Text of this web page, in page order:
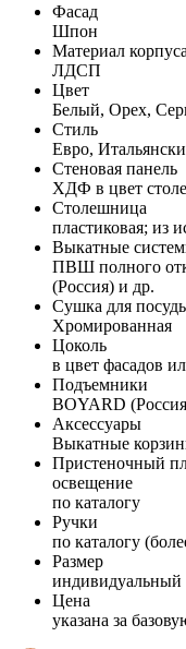
Фасад
Шпон
Материал корпуса
ЛДСП
Цвет
Белый, Орех,
Стиль
Евро,
Стеновая панель
ХДФ в цвет
Столешница
пластиковая; из
Выкатные
ПВШ полного
(Россия) и др.
Сушка для
Хромированная
Цоколь
в цвет фасадов
Подъемники
BOYARD
Аксессуары
Выкатные
Пристеночный
освещение
по каталогу
Ручки
по каталогу
Размер
индивидуальный
Цена
указана за